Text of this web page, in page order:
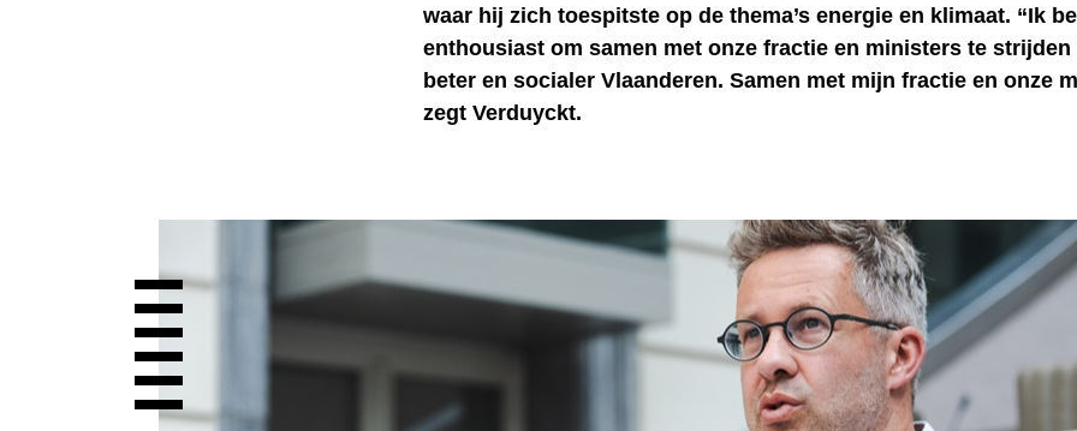
waar hij zich toespitste op de thema’s energie en klimaat. “Ik
enthousiast om samen met onze fractie en ministers te strijden
beter en socialer Vlaanderen. Samen met mijn fractie en onze
zegt Verduyckt.